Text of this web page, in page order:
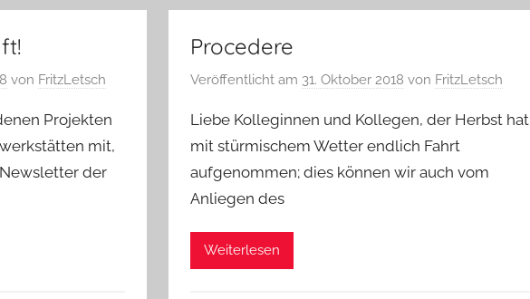
von FritzLetsch
Projekten
mit,
der
Procedere
Veröffentlicht am 31. Oktober 2018 von FritzLetsch
Liebe Kolleginnen und Kollegen, der Herbst hat
mit stürmischem Wetter endlich Fahrt
aufgenommen; dies können wir auch vom
Anliegen des
Weiterlesen